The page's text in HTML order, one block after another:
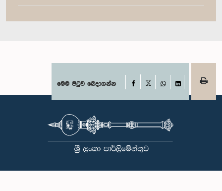
මෙම පිටුව බෙදාගන්න Facebook
WhatsAppLinkedIn